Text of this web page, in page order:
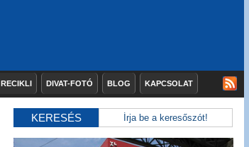
RECIKLI DIVAT-FOTÓ BLOG KAPCSOLAT
KERESÉS